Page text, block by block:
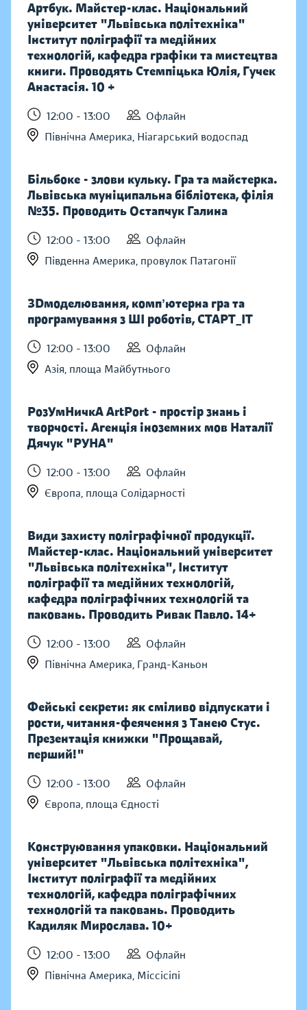
Артбук. Майстер-клас. Національний
університет "Львівська політехніка"
Інститут поліграфії та медійних
технологій, кафедра графіки та мистецтва
книги. Проводять Стемпіцька Юлія, Гучек
Анастасія. 10 +
12:00 - 13:00
Офлайн
Північна Америка, Ніагарський водоспад
Більбоке - злови кульку. Гра та майстерка.
Львівська муніципальна бібліотека, філія
№35. Проводить Остапчук Галина
12:00 - 13:00
Офлайн
Південна Америка, провулок Патагонії
ЗDмоделювання, компʼютерна гра та
програмування з ШІ роботів, СТАРТ_ІТ
12:00 - 13:00
Офлайн
Азія, площа Майбутнього
РозУмНичкА ArtPort - простір знань і
творчості. Агенція іноземних мов Наталії
Дячук "РУНА"
12:00 - 13:00
Офлайн
Європа, площа Солідарності
Види захисту поліграфічної продукції.
Майстер-клас. Національний університет
"Львівська політехніка", Інститут
поліграфії та медійних технологій,
кафедра поліграфічних технологій та
паковань. Проводить Ривак Павло. 14+
12:00 - 13:00
Офлайн
Північна Америка, Гранд-Каньон
Фейські секрети: як сміливо відпускати і
рости, читання-феячення з Танею Стус.
Презентація книжки "Прощавай,
перший!"
12:00 - 13:00
Офлайн
Європа, площа Єдності
Конструювання упаковки. Національний
університет "Львівська політехніка",
Інститут поліграфії та медійних
технологій, кафедра поліграфічних
технологій та паковань. Проводить
Кадиляк Мирослава. 10+
12:00 - 13:00
Офлайн
Північна Америка, Міссісіпі